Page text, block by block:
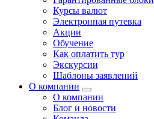
Курсы валют
Электронная путевка
Акции
Обучение
Как оплатить тур
Экскурсии
Шаблоны заявлений
О компании
О компании
Блог и новости